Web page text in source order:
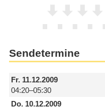
Sendetermine
Fr.11.12.2009
04:20–05:30
Do.10.12.2009